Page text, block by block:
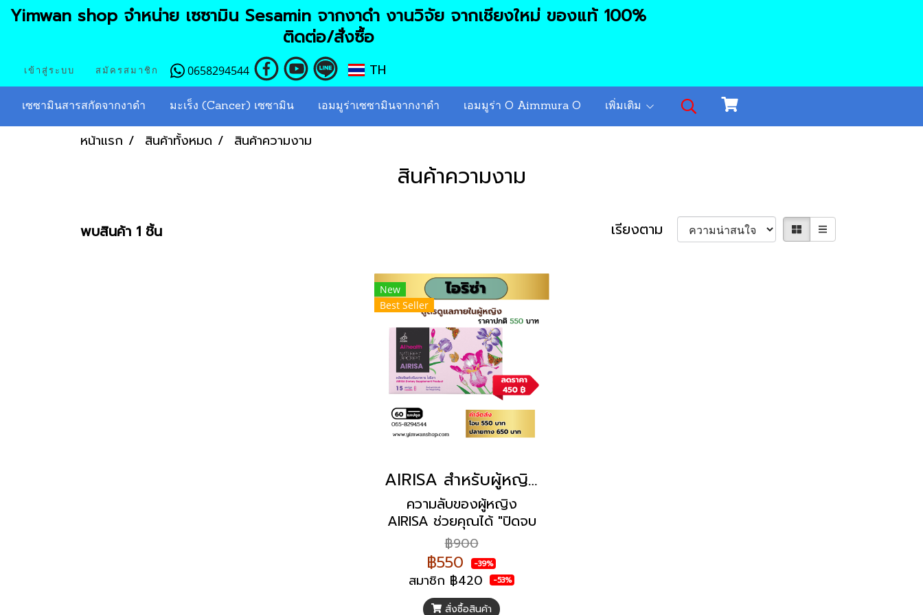
Yimwan shop จำหน่าย เซซามิน Sesamin จากงาดำ งานวิจัย จากเชียงใหม่ ของแท้ 100%
ติดต่อ/สั่งซื้อ
เข้าสู่ระบบ สมัครสมาชิก 0658294544 TH
เซซามินสารสกัดจากงาดำ มะเร็ง (Cancer) เซซามิน เอมมูร่าเซซามินจากงาดำ เอมมูร่า O Aimmura O เพิ่มเติม
หน้าแรก สินค้าทั้งหมด สินค้าความงาม
สินค้าความงาม
พบสินค้า 1 ชิ้น เรียงตาม
New
Best Seller
AIRISA สำหรับผู้หญิงวัยสวย แซ่บ ซ่าส์ ตอบโจทย์ทุก GEN
ความลับของผู้หญิง
AIRISA ช่วยคุณได้ "ปิดจบ
ทุกปัญหาภายในของผู้
หญิง" อาการคันภายใน
ช่องคลอด ตกขาว ฝ้า กระ
ดำ ผิวพรรณไม่เนียนเรียบ
฿900
฿550 -39%
สมาชิก ฿420 -53%
สั่งซื้อสินค้า